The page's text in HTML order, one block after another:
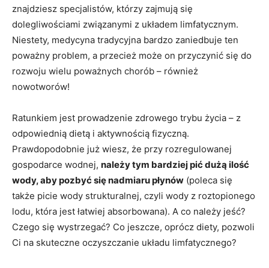
znajdziesz specjalistów, którzy zajmują się
dolegliwościami związanymi z układem limfatycznym.
Niestety, medycyna tradycyjna bardzo zaniedbuje ten
poważny problem, a przecież może on przyczynić się do
rozwoju wielu poważnych chorób – również
nowotworów!
Ratunkiem jest prowadzenie zdrowego trybu życia – z
odpowiednią dietą i aktywnością fizyczną.
Prawdopodobnie już wiesz, że przy rozregulowanej
gospodarce wodnej, należy tym bardziej pić dużą ilość
wody, aby pozbyć się nadmiaru płynów (poleca się
także picie wody strukturalnej, czyli wody z roztopionego
lodu, która jest łatwiej absorbowana). A co należy jeść?
Czego się wystrzegać? Co jeszcze, oprócz diety, pozwoli
Ci na skuteczne oczyszczanie układu limfatycznego?